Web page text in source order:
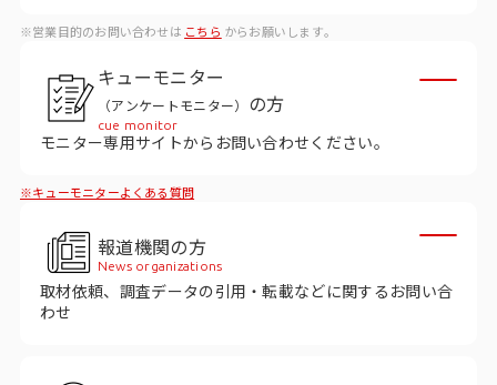
社長メッセージ
役員紹介
沿革
ニュース・メディア掲載
ソリューション／サービス
※営業目的のお問い合わせは こちら からお願いします。
キューモニター
（アンケートモニター） の方
cue monitor
モニター専用サイトからお問い合わせください。
※キューモニターよくある質問
報道機関の方
News organizations
取材依頼、調査データの引用・転載などに関するお問い合
わせ